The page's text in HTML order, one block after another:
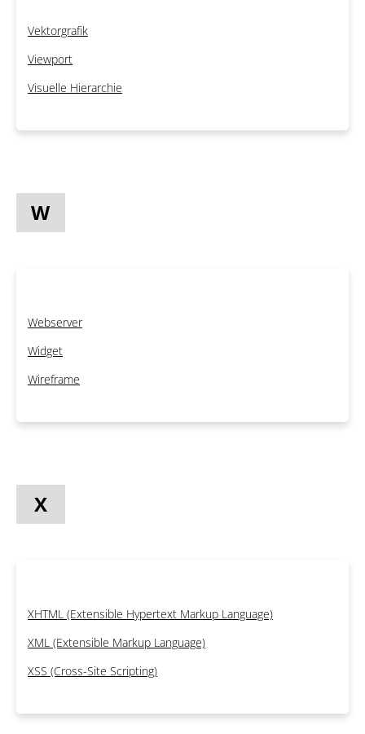
Vektorgrafik
Viewport
Visuelle Hierarchie
W
Webserver
Widget
Wireframe
X
XHTML (Extensible Hypertext Markup Language)
XML (Extensible Markup Language)
XSS (Cross-Site Scripting)